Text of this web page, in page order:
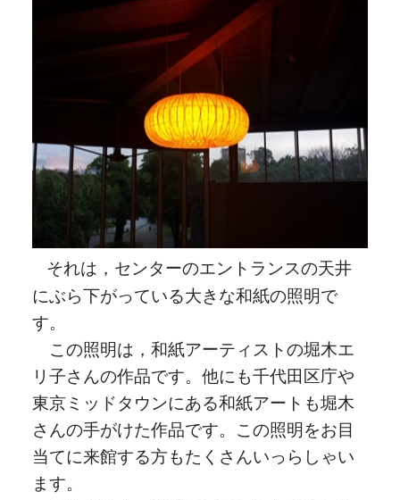
それは，センターのエントランスの天井
にぶら下がっている大きな和紙の照明で
す。
この照明は，和紙アーティストの堀木エ
リ子さんの作品です。他にも千代田区庁や
東京ミッドタウンにある和紙アートも堀木
さんの手がけた作品です。この照明をお目
当てに来館する方もたくさんいっらしゃい
ます。